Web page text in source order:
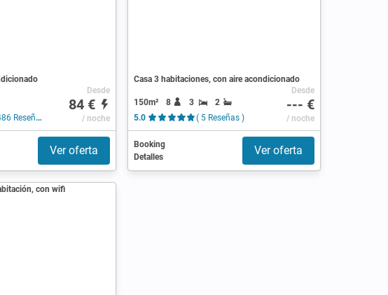
Reseñas )
Desde
84 €
/ noche
Ver oferta
Casa 3 habitaciones, con aire acondicionado
150m² 8 3
2
5.0
( 5 Reseñas )
Desde
--- €
/ noche
Booking
Detalles
Ver oferta